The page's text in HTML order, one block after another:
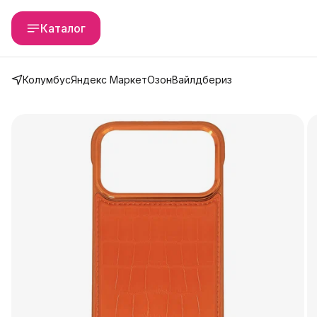
Каталог
КолумбусЯндекс МаркетОзонВайлдбериз